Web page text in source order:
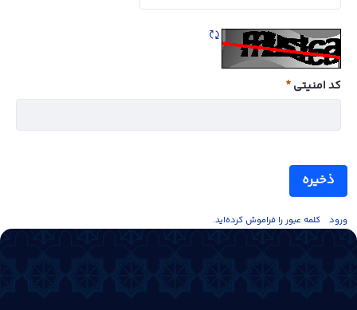
کد امنیتی
ضروری
ذخیره
ورود کلمه عبور را فراموش کرده‌اید.